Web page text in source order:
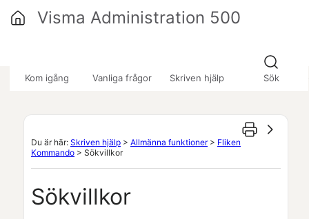
Kom igång Vanliga frågor Skriven hjälp Sök
Visma Administration 500
Du är här: Skriven hjälp > Allmänna funktioner> Fliken
Kommando > Sökvillkor
Sökvillkor